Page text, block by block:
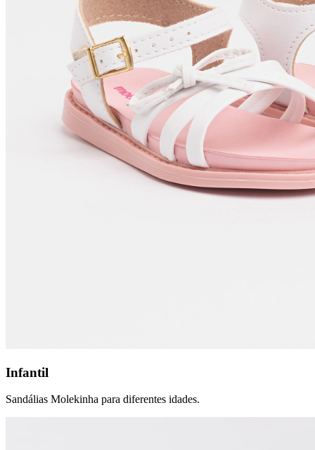
Infantil
Sandálias Molekinha para diferentes idades.